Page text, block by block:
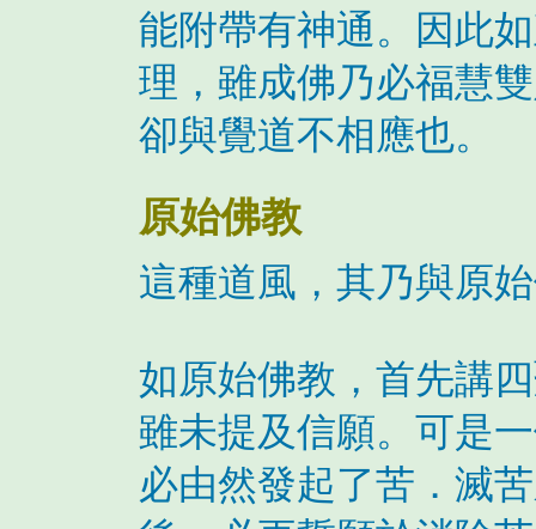
能附帶有神通。因此
理，雖成佛乃必福慧
卻與覺道不相應也。
原始佛教
這種道風，其乃與原
如原始佛教，首先講
雖未提及信願。可是
必由然發起了苦．滅